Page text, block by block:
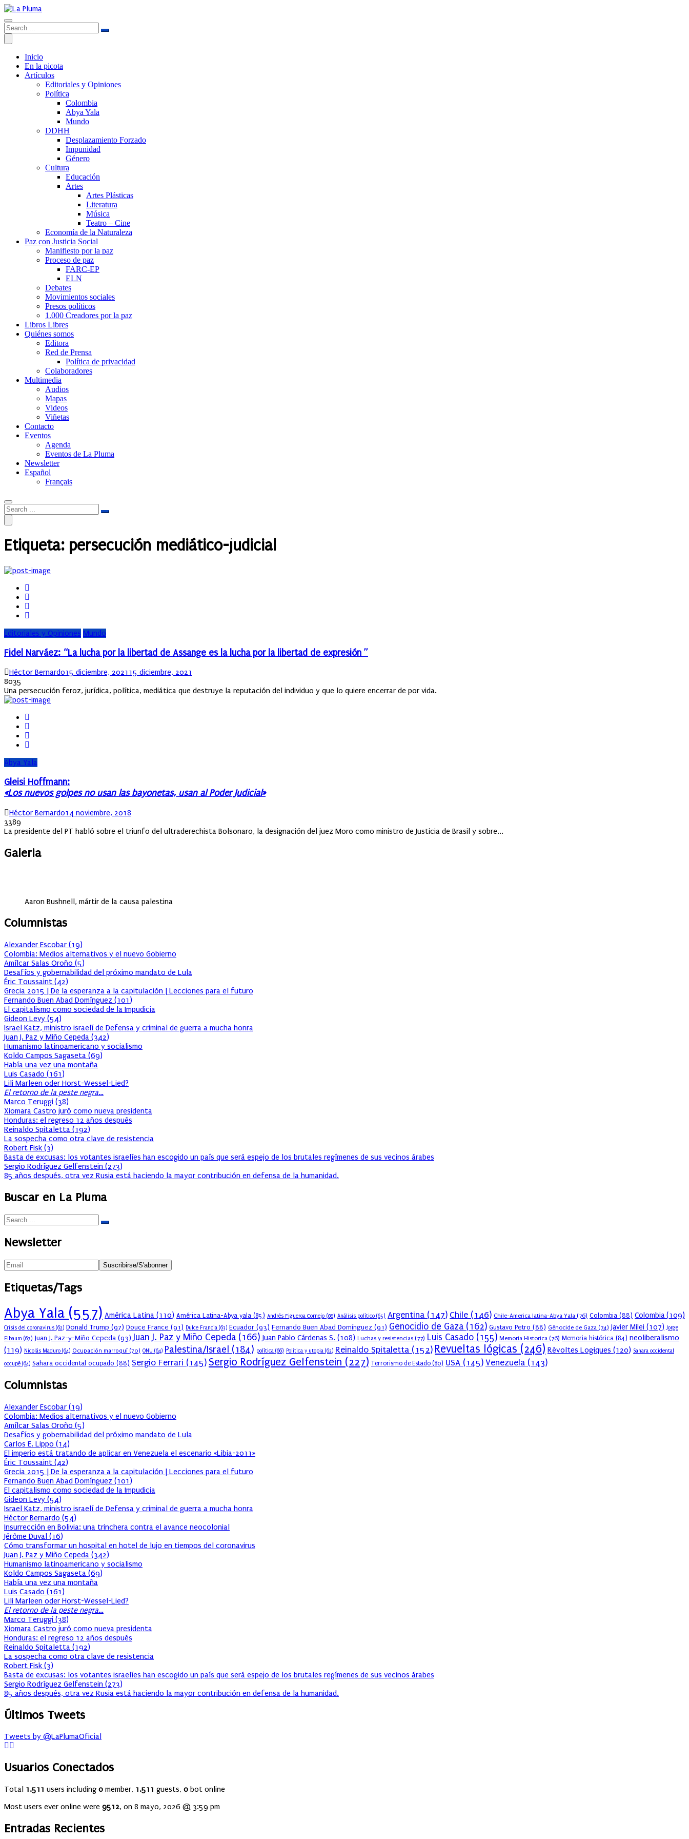
Inicio
En la picota
Artículos
Editoriales y Opiniones
Política
Colombia
Abya Yala
Mundo
DDHH
Desplazamiento Forzado
Impunidad
Género
Cultura
Educación
Artes
Artes Plásticas
Literatura
Música
Teatro – Cine
Economía de la Naturaleza
Paz con Justicia Social
Manifiesto por la paz
Proceso de paz
FARC-EP
ELN
Debates
Movimientos sociales
Presos políticos
1.000 Creadores por la paz
Libros Libres
Quiénes somos
Editora
Red de Prensa
Política de privacidad
Colaboradores
Multimedia
Audios
Mapas
Videos
Viñetas
Contacto
Eventos
Agenda
Eventos de La Pluma
Newsletter
Español
Français
Etiqueta: persecución mediático-judicial
Editoriales y Opiniones Mundo
Fidel Narváez: “La lucha por la libertad de Assange es la lucha por la libertad de expresión ”
Author
Héctor BernardoPosted
15 diciembre, 202115 diciembre, 2021
8035
Una persecución feroz, jurídica, política, mediática que destruye la reputación del individuo y que lo quiere encerrar de por vida.
Abya Yala
Gleisi Hoffmann:
«Los nuevos golpes no usan las bayonetas, usan al Poder Judicial»
Author
Héctor BernardoPosted
14 noviembre, 2018
3389
La presidente del PT habló sobre el triunfo del ultraderechista Bolsonaro, la designación del juez Moro como ministro de Justicia de Brasil y sobre...
Galeria
Aaron Bushnell, mártir de la causa palestina
Columnistas
Alexander Escobar (19)
Colombia: Medios alternativos y el nuevo Gobierno
Amílcar Salas Oroño (5)
Desafíos y gobernabilidad del próximo mandato de Lula
Éric Toussaint (42)
Grecia 2015 | De la esperanza a la capitulación | Lecciones para el futuro
Fernando Buen Abad Domínguez (101)
El capitalismo como sociedad de la Impudicia
Gideon Levy (54)
Israel Katz, ministro israelí de Defensa y criminal de guerra a mucha honra
Juan J. Paz y Miño Cepeda (342)
Humanismo latinoamericano y socialismo
Koldo Campos Sagaseta (69)
Había una vez una montaña
Luis Casado (161)
Lili Marleen oder Horst-Wessel-Lied?
El retorno de la peste negra…
Marco Teruggi (38)
Xiomara Castro juró como nueva presidenta
Honduras: el regreso 12 años después
Reinaldo Spitaletta (192)
La sospecha como otra clave de resistencia
Robert Fisk (3)
Basta de excusas: los votantes israelíes han escogido un país que será espejo de los brutales regímenes de sus vecinos árabes
Sergio Rodríguez Gelfenstein (273)
85 años después, otra vez Rusia está haciendo la mayor contribución en defensa de la humanidad.
Buscar en La Pluma
Newsletter
Etiquetas/Tags
Abya Yala (557) América Latina (110) América Latina-Abya yala (85) Andrés Figueroa Cornejo (68) Análisis político (65) Argentina (147) Chile (146) Chile-America latina-Abya Yala (76) Colombia (88) Colombia(109)
Crisis del coronavirus (62) Donald Trump (97) Douce France (91) Dulce Francia (63) Ecuador (93) Fernando Buen Abad Domínguez (91) Genocidio de Gaza (162) Gustavo Petro (88) Génocide de Gaza (74) Javier Milei (107) Jorge
Elbaum (67) Juan J. Paz-y-Miño Cepeda (93) Juan J. Paz y Miño Cepeda (166) Juan Pablo Cárdenas S. (108) Luchas y resistencias (77) Luis Casado (155) Memoria Historica (76) Memoria histórica (84) neoliberalismo
(119) Nicolás Maduro (64) Ocupación marroquí (70) ONU (64) Palestina/Israel (184) política (66) Política y utopia (62) Reinaldo Spitaletta (152) Revueltas lógicas (246) Révoltes Logiques (120) Sahara occidental
occupé (64) Sahara occidental ocupado (88) Sergio Ferrari (145) Sergio Rodríguez Gelfenstein (227) Terrorismo de Estado (80) USA (145) Venezuela (143)
Columnistas
Alexander Escobar (19)
Colombia: Medios alternativos y el nuevo Gobierno
Amílcar Salas Oroño (5)
Desafíos y gobernabilidad del próximo mandato de Lula
Carlos E. Lippo (14)
El imperio está tratando de aplicar en Venezuela el escenario «Libia-2011»
Éric Toussaint (42)
Grecia 2015 | De la esperanza a la capitulación | Lecciones para el futuro
Fernando Buen Abad Domínguez (101)
El capitalismo como sociedad de la Impudicia
Gideon Levy (54)
Israel Katz, ministro israelí de Defensa y criminal de guerra a mucha honra
Héctor Bernardo (54)
Insurrección en Bolivia: una trinchera contra el avance neocolonial
Jérôme Duval (16)
Cómo transformar un hospital en hotel de lujo en tiempos del coronavirus
Juan J. Paz y Miño Cepeda (342)
Humanismo latinoamericano y socialismo
Koldo Campos Sagaseta (69)
Había una vez una montaña
Luis Casado (161)
Lili Marleen oder Horst-Wessel-Lied?
El retorno de la peste negra…
Marco Teruggi (38)
Xiomara Castro juró como nueva presidenta
Honduras: el regreso 12 años después
Reinaldo Spitaletta (192)
La sospecha como otra clave de resistencia
Robert Fisk (3)
Basta de excusas: los votantes israelíes han escogido un país que será espejo de los brutales regímenes de sus vecinos árabes
Sergio Rodríguez Gelfenstein (273)
85 años después, otra vez Rusia está haciendo la mayor contribución en defensa de la humanidad.
Últimos Tweets
Tweets by @LaPlumaOficial
Usuarios Conectados
Total 1.511 users including 0 member, 1.511 guests, 0 bot online
Most users ever online were 9512, on 8 mayo, 2026 @ 3:59 pm
Entradas Recientes